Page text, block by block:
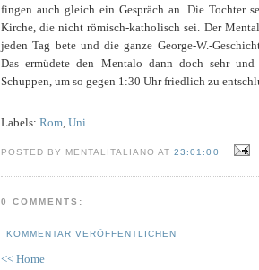
fingen auch gleich ein Gespräch an. Die Tochter
Kirche, die nicht römisch-katholisch sei. Der
jeden Tag bete und die ganze George-W.-
Das ermüdete den Mentalo dann doch sehr
Schuppen, um so gegen 1:30 Uhr friedlich zu
Labels: Rom, Uni
POSTED BY MENTALITALIANO AT23:01:00
0 COMMENTS:
KOMMENTAR VERÖFFENTLICHEN
<< Home